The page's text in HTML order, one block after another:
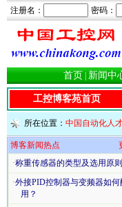
注册名：
密码：
首页 新闻中
工控博客苑首页
所在位置： 中国自动化人
博客新闻热点
·称重传感器的类型及选用原则
·外接PID控制器与变频器如何
用？